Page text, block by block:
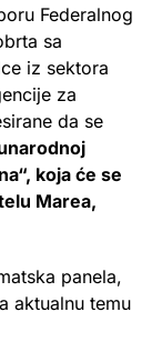
Federalnog
sa
iz sektora
za
da se
koja će se
Marea,
panela,
aktualnu temu